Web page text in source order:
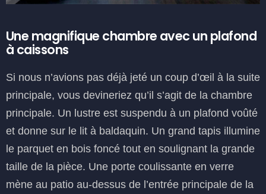
Une magnifique chambre avec un plafond
à caissons
Si nous n’avions pas déjà jeté un coup d’œil à la suite
principale, vous devineriez qu’il s’agit de la chambre
principale. Un lustre est suspendu à un plafond voûté
et donne sur le lit à baldaquin. Un grand tapis illumine
le parquet en bois foncé tout en soulignant la grande
taille de la pièce. Une porte coulissante en verre
mène au patio au-dessus de l’entrée principale de la